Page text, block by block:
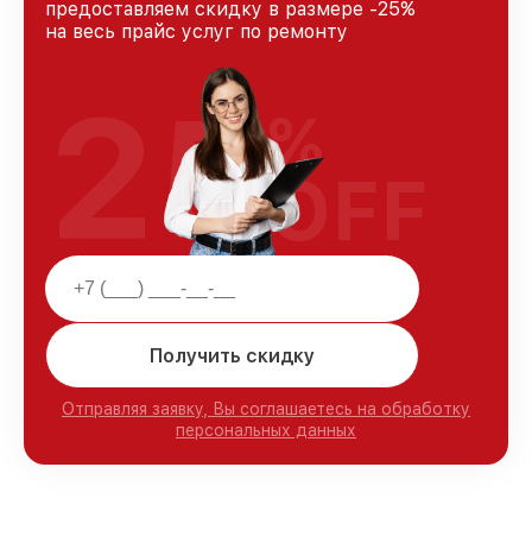
предоставляем скидку в размере -25%
на весь прайс услуг по ремонту
Получить скидку
Отправляя заявку, Вы соглашаетесь на обработку
персональных данных
25%
OFF